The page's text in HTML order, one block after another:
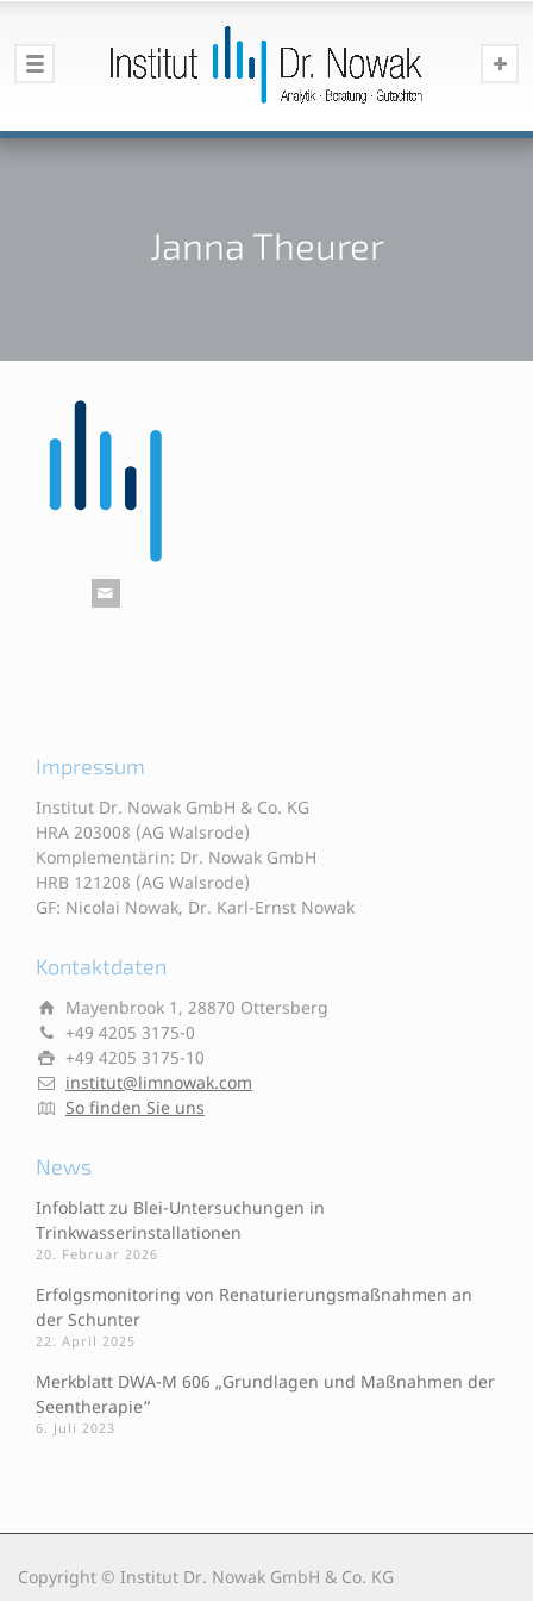
Janna Theurer
Impressum
Institut Dr. Nowak GmbH & Co. KG
HRA 203008 (AG Walsrode)
Komplementärin: Dr. Nowak GmbH
HRB 121208 (AG Walsrode)
GF: Nicolai Nowak, Dr. Karl-Ernst Nowak
Kontaktdaten
Mayenbrook 1, 28870 Ottersberg
+49 4205 3175-0
+49 4205 3175-10
institut@limnowak.com
So finden Sie uns
News
Infoblatt zu Blei-Untersuchungen in
Trinkwasserinstallationen
20. Februar 2026
Erfolgsmonitoring von Renaturierungsmaßnahmen an
der Schunter
22. April 2025
Merkblatt DWA-M 606 „Grundlagen und Maßnahmen der
Seentherapie“
6. Juli 2023
Copyright © Institut Dr. Nowak GmbH & Co. KG